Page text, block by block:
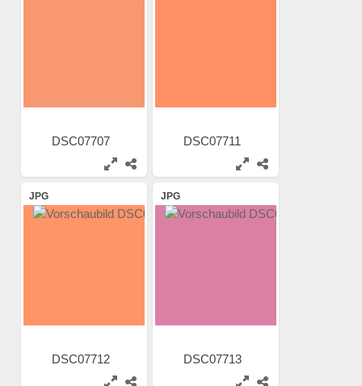
DSC07707 DSC07711
JPG
DSC07712
JPG
DSC07713